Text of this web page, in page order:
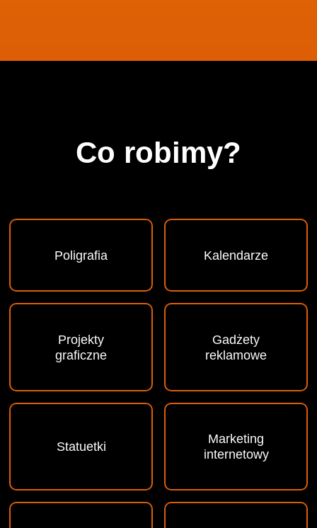
Co robimy?
Poligrafia Kalendarze
Projekty
graficzne
Gadżety
reklamowe
Statuetki
Marketing
internetowy